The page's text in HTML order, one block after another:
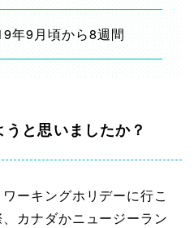
年9月頃から8週間
と思いましたか？
ーキングホリデーに行こ
カナダかニュージーラン